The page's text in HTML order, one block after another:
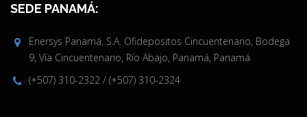
SEDE PANAMÁ:
Enersys Panamá, S.A. Ofidepositos Cincuentenario, Bodega
9, Vía Cincuentenario, Río Abajo, Panamá, Panamá
(+507) 310-2322 / (+507) 310-2324